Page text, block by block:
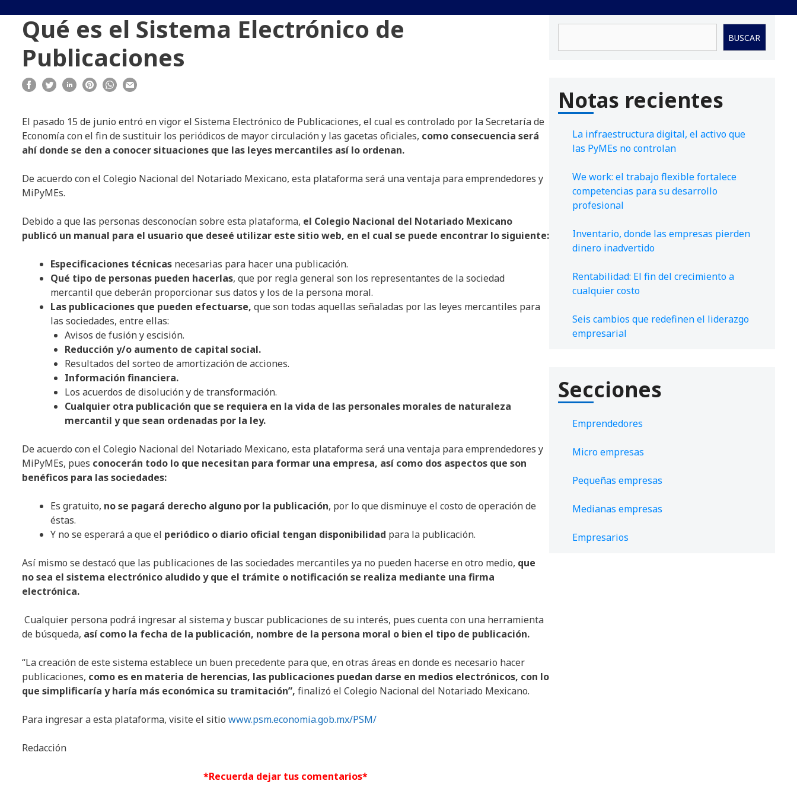
Qué es el Sistema Electrónico de
Publicaciones
El pasado 15 de junio entró en vigor el Sistema Electrónico de Publicaciones, el cual es controlado por la Secretaría de
Economía con el fin de sustituir los periódicos de mayor circulación y las gacetas oficiales, como consecuencia será
ahí donde se den a conocer situaciones que las leyes mercantiles así lo ordenan.
De acuerdo con el Colegio Nacional del Notariado Mexicano, esta plataforma será una ventaja para emprendedores y
MiPyMEs.
Debido a que las personas desconocían sobre esta plataforma, el Colegio Nacional del Notariado Mexicano
publicó un manual para el usuario que deseé utilizar este sitio web, en el cual se puede encontrar lo siguiente:
Especificaciones técnicas necesarias para hacer una publicación.
Qué tipo de personas pueden hacerlas, que por regla general son los representantes de la sociedad
mercantil que deberán proporcionar sus datos y los de la persona moral.
Las publicaciones que pueden efectuarse, que son todas aquellas señaladas por las leyes mercantiles para
las sociedades, entre ellas:
Avisos de fusión y escisión.
Reducción y/o aumento de capital social.
Resultados del sorteo de amortización de acciones.
Información financiera.
Los acuerdos de disolución y de transformación.
Cualquier otra publicación que se requiera en la vida de las personales morales de naturaleza
mercantil y que sean ordenadas por la ley.
De acuerdo con el Colegio Nacional del Notariado Mexicano, esta plataforma será una ventaja para emprendedores y
MiPyMEs, pues conocerán todo lo que necesitan para formar una empresa, así como dos aspectos que son
benéficos para las sociedades:
Es gratuito, no se pagará derecho alguno por la publicación, por lo que disminuye el costo de operación de
éstas.
Y no se esperará a que el periódico o diario oficial tengan disponibilidad para la publicación.
Así mismo se destacó que las publicaciones de las sociedades mercantiles ya no pueden hacerse en otro medio, que
no sea el sistema electrónico aludido y que el trámite o notificación se realiza mediante una firma
electrónica.
Cualquier persona podrá ingresar al sistema y buscar publicaciones de su interés, pues cuenta con una herramienta
de búsqueda, así como la fecha de la publicación, nombre de la persona moral o bien el tipo de publicación.
“La creación de este sistema establece un buen precedente para que, en otras áreas en donde es necesario hacer
publicaciones, como es en materia de herencias, las publicaciones puedan darse en medios electrónicos, con lo
que simplificaría y haría más económica su tramitación”, finalizó el Colegio Nacional del Notariado Mexicano.
Para ingresar a esta plataforma, visite el sitio www.psm.economia.gob.mx/PSM/
Redacción
*Recuerda dejar tus comentarios*
BUSCAR
Notas recientes
La infraestructura digital, el activo que
las PyMEs no controlan
We work: el trabajo flexible fortalece
competencias para su desarrollo
profesional
Inventario, donde las empresas pierden
dinero inadvertido
Rentabilidad: El fin del crecimiento a
cualquier costo
Seis cambios que redefinen el liderazgo
empresarial
Secciones
Emprendedores
Micro empresas
Pequeñas empresas
Medianas empresas
Empresarios